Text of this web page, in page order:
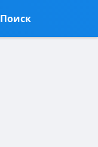
Поиск